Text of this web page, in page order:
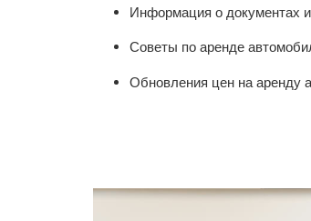
Информация о документах
Советы по аренде
Обновления цен на аренду